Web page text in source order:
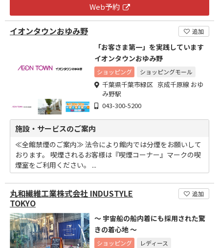
Web予約
イオンタウンおゆみ野 追加
「お客さま第一」を実践しています
イオンタウンおゆみ野
ショッピング ショッピングモール
千葉県千葉市緑区 京成千原線 おゆ
み野駅
043-300-5200
施設・サービスのご案内
≪全館禁煙のご案内≫ 法令により館内では分煙をお願いして
おります。 喫煙されるお客様は『喫煙コーナー』マークの喫
煙室をご利用ください。 ...
丸和繊維工業株式会社 INDUSTYLE
TOKYO
追加
～ 宇宙船の船内着にも採用された驚
きの着心地 ～
ショッピング レディース